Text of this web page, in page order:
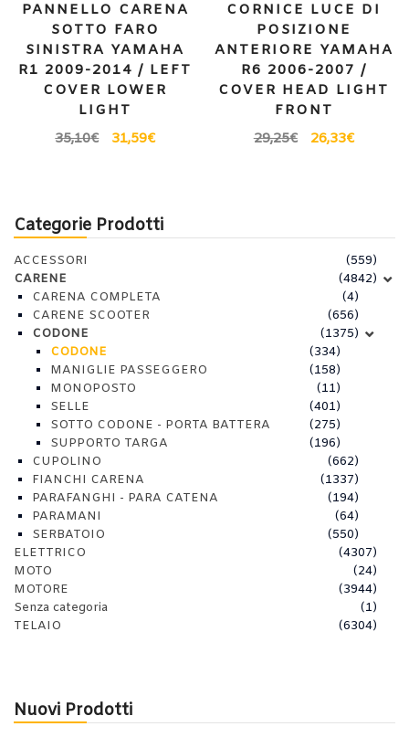
PANNELLO CARENA
SOTTO FARO
SINISTRA YAMAHA
R1 2009-2014 / LEFT
COVER LOWER
LIGHT
35,10€ 31,59€
CORNICE LUCE DI
POSIZIONE
ANTERIORE YAMAHA
R6 2006-2007 /
COVER HEAD LIGHT
FRONT
29,25€ 26,33€
Categorie Prodotti
ACCESSORI
(559)
CARENE
(4842)
CARENA COMPLETA
(4)
CARENE SCOOTER
(656)
CODONE
(1375)
CODONE
(334)
MANIGLIE PASSEGGERO
(158)
MONOPOSTO
(11)
SELLE
(401)
SOTTO CODONE - PORTA BATTERA
(275)
SUPPORTO TARGA
(196)
CUPOLINO
(662)
FIANCHI CARENA
(1337)
PARAFANGHI - PARA CATENA
(194)
PARAMANI
(64)
SERBATOIO
(550)
ELETTRICO
(4307)
MOTO
(24)
MOTORE
(3944)
Senza categoria
(1)
TELAIO
(6304)
Nuovi Prodotti